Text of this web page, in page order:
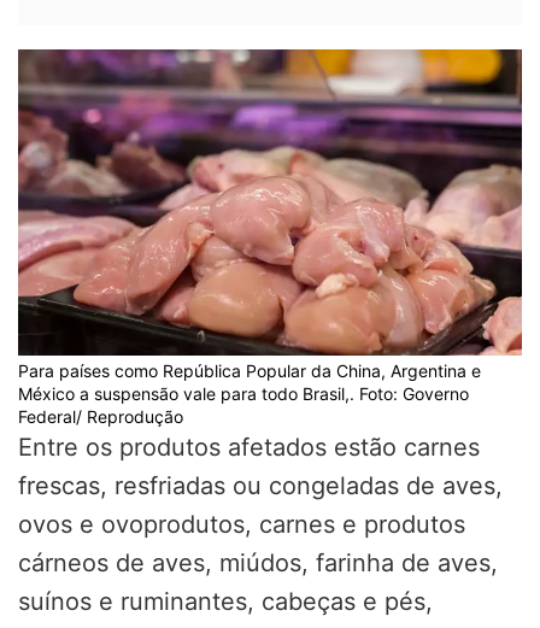
Para países como República Popular da China, Argentina e
México a suspensão vale para todo Brasil,. Foto: Governo
Federal/ Reprodução
Entre os produtos afetados estão carnes
frescas, resfriadas ou congeladas de aves,
ovos e ovoprodutos, carnes e produtos
cárneos de aves, miúdos, farinha de aves,
suínos e ruminantes, cabeças e pés,